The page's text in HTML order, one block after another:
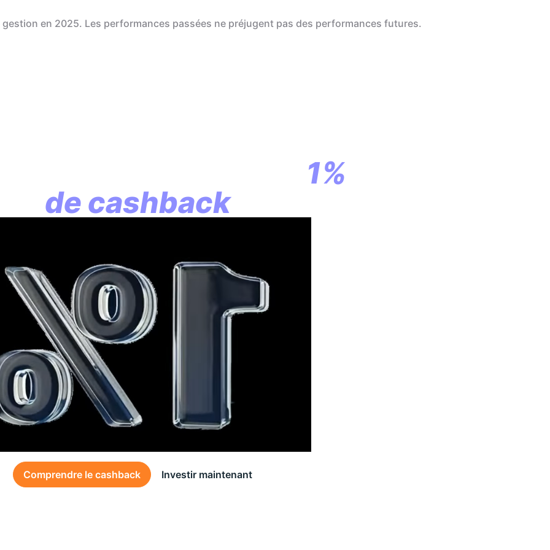
en 2025. Les performances passées ne préjugent pas des performances futures.
1%
de cashback
Comprendre le cashback Investir maintenant